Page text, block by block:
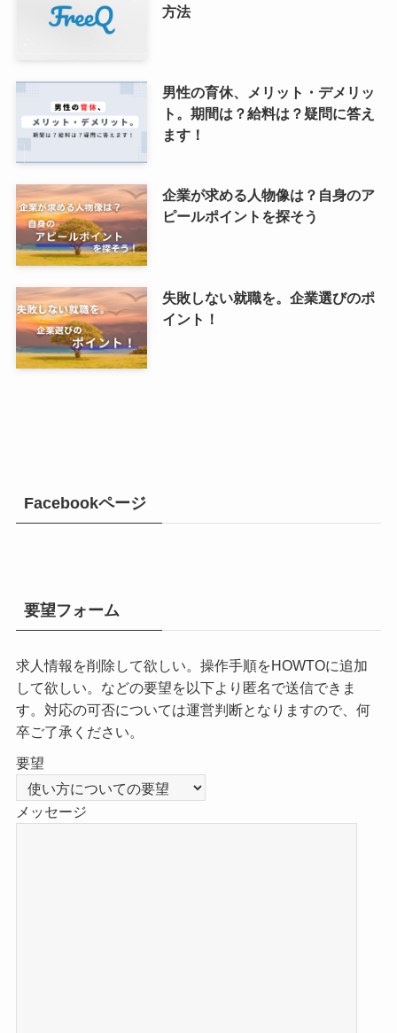
方法
男性の育休、メリット・デメリッ
ト。期間は？給料は？疑問に答え
ます！
企業が求める人物像は？自身のア
ピールポイントを探そう
失敗しない就職を。企業選びのポ
イント！
Facebookページ
要望フォーム
求人情報を削除して欲しい。操作手順をHOWTOに追加
して欲しい。などの要望を以下より匿名で送信できま
す。対応の可否については運営判断となりますので、何
卒ご了承ください。
要望
メッセージ